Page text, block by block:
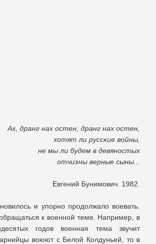
Ах, дранг нах остен, дранг нах остен,
хотят ли русские войны,
не мы ли будем в девяностых
отчизны верные сыны...
Евгений Бунимович. 1982.
и упорно продолжало воевать.
к военной теме. Например, в
годов военная тема звучит
воюют с Белой Колдуньей, то в